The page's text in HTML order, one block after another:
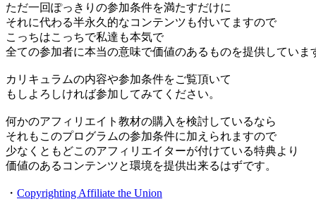
ただ一回ぽっきりの参加条件を満たすだけに
それに代わる半永久的なコンテンツも付いてますので
こっちはこっちで私達も本気で
全ての参加者に本当の意味で価値のあるものを提供していま
カリキュラムの内容や参加条件をご覧頂いて
もしよろしければ参加してみてください。
何かのアフィリエイト教材の購入を検討しているなら
それもこのプログラムの参加条件に加えられますので
少なくともどこのアフィリエイターが付けている特典より
価値のあるコンテンツと環境を提供出来るはずです。
・ Copyrighting Affiliate the Union